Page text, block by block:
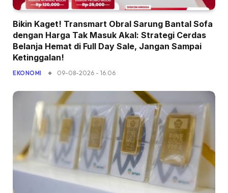
Bikin Kaget! Transmart Obral Sarung Bantal Sofa
dengan Harga Tak Masuk Akal: Strategi Cerdas
Belanja Hemat di Full Day Sale, Jangan Sampai
Ketinggalan!
EKONOMI 09-08-2026 - 16.06